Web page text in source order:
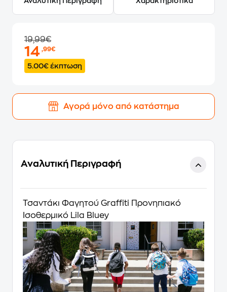
19,99€
14,99€
5.00€ έκπτωση
Αγορά μόνο από κατάστημα
Αναλυτική Περιγραφή
Τσαντάκι Φαγητού Graffiti Προνηπιακό
Ισοθερμικό Lila Bluey